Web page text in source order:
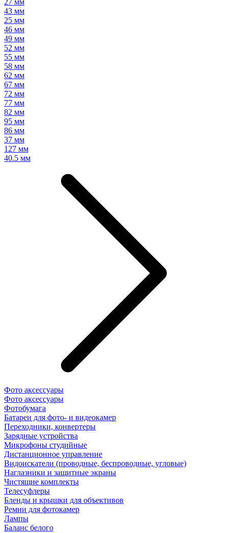
27 мм
43 мм
25 мм
46 мм
49 мм
52 мм
55 мм
58 мм
62 мм
67 мм
72 мм
77 мм
82 мм
95 мм
86 мм
37 мм
127 мм
40.5 мм
Фото аксессуары
Фото аксессуары
Фотобумага
Батареи для фото- и видеокамер
Переходники, конвертеры
Зарядные устройства
Микрофоны студийные
Дистанционное управление
Видоискатели (проводные, беспроводные, угловые)
Наглазники и защитные экраны
Чистящие комплекты
Телесуфлеры
Бленды и крышки для объективов
Ремни для фотокамер
Лампы
Баланс белого